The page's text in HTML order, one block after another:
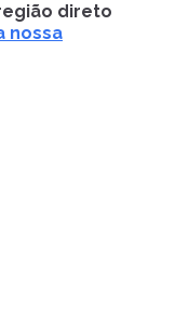
direto
nossa